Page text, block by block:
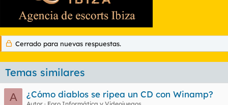
Cerrado para nuevas respuestas.
Temas similares
A
¿Cómo diablos se ripea un CD con Winamp?
Autor
Foro Informática y Videojuegos